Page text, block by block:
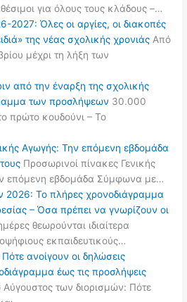
για όλους τους κλάδους –…
2027: Όλες οι αργίες, οι διακοπές
της νέας σχολικής χρονιάς Από
μέχρι τη λήξη των
από την έναρξη της σχολικής
των προσλήψεων 30.000
πρώτο κουδούνι – Το
Αγωγής: Την επόμενη εβδομάδα
Προσωρινοί πίνακες Γενικής
επόμενη εβδομάδα Σύμφωνα με…
2026: Το πλήρες χρονοδιάγραμμα
– Όσα πρέπει να γνωρίζουν οι
θεωρούνται ιδιαίτερα
εκπαιδευτικούς…
ανοίγουν οι δηλώσεις
έως τις προσλήψεις
Αύγουστος των διορισμών: Πότε